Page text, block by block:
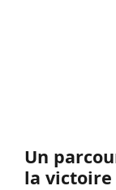
Un
la victoire